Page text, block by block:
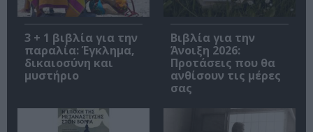
3 + 1 βιβλία για την
παραλία: Έγκλημα,
δικαιοσύνη και
μυστήριο
Βιβλία για την
Άνοιξη 2026:
Προτάσεις που θα
ανθίσουν τις μέρες
σας